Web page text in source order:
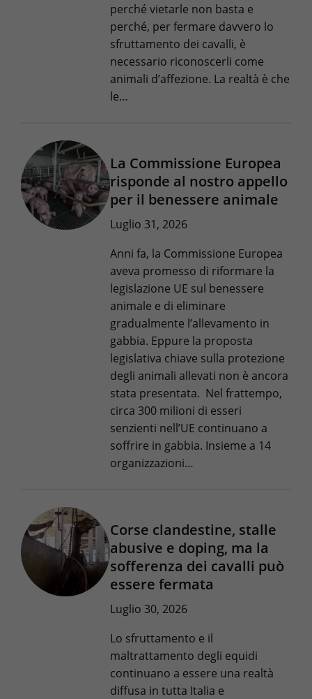
perché vietarle non basta e
perché, per fermare davvero lo
sfruttamento dei cavalli, è
necessario riconoscerli come
animali d’affezione. La realtà è che
le…
La Commissione Europea
risponde al nostro appello
per il benessere animale
Luglio 31, 2026
Anni fa, la Commissione Europea
aveva promesso di riformare la
legislazione UE sul benessere
animale e di eliminare
gradualmente l’allevamento in
gabbia. Eppure la proposta
legislativa chiave sulla protezione
degli animali allevati non è ancora
stata presentata. Nel frattempo,
circa 300 milioni di esseri
senzienti nell’UE continuano a
soffrire in gabbia. Insieme a 14
organizzazioni…
Corse clandestine, stalle
abusive e doping, ma la
sofferenza dei cavalli può
essere fermata
Luglio 30, 2026
Lo sfruttamento e il
maltrattamento degli equidi
continuano a essere una realtà
diffusa in tutta Italia e